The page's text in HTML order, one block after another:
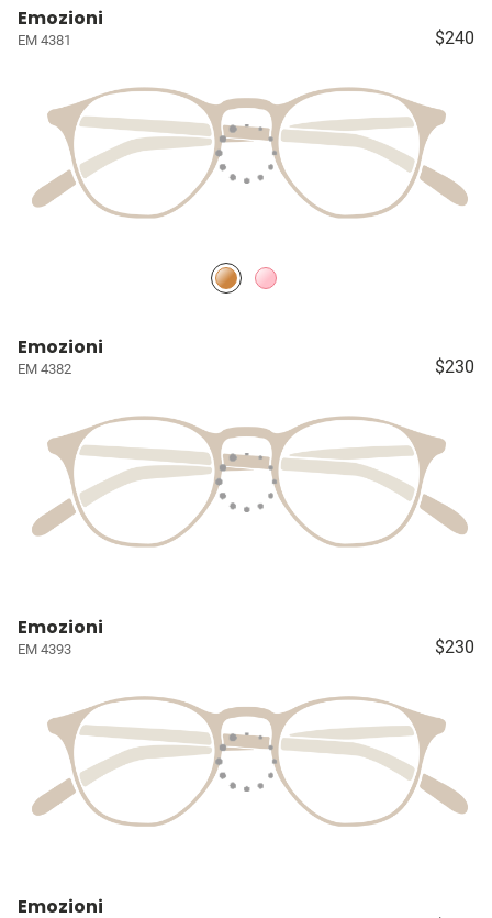
Emozioni
EM 4381 $240
Emozioni
EM 4382 $230
Emozioni
EM 4393 $230
Emozioni